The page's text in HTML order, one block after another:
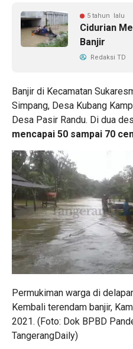
5 tahun lalu
Cidurian
Banjir
Redaksi TD
Banjir di Kecamatan
Simpang, Desa Kubang
Desa Pasir Randu. Di dua
mencapai 50 sampai 70
Permukiman warga di
Kembali terendam banjir,
2021. (Foto: Dok BPBD
TangerangDaily)